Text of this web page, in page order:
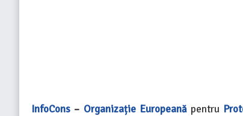
InfoCons – Organizație Europeanăpentru